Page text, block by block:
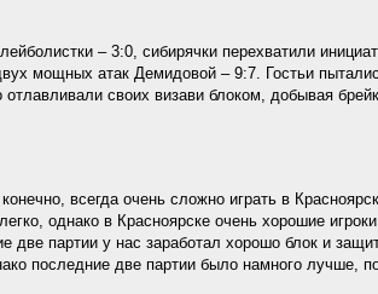
– 3:0, сибирячки перехватили
мощных атак Демидовой – 9:7. Гостьи
своих визави блоком, добывая
всегда очень сложно играть в
однако в Красноярске очень хорошие
партии у нас заработал хорошо блок и
последние две партии было намного лучше,